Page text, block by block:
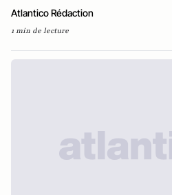
Atlantico Rédaction
1 min de lecture